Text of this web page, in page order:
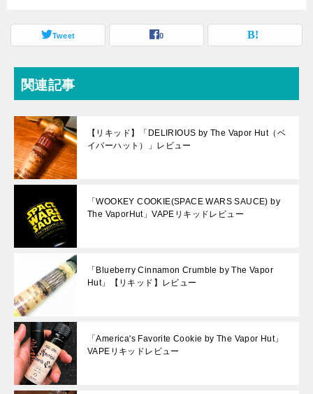
Vapor Hut（ベイ
パーハット）」
ビュー
キッド】レビュ
Tweet 0
関連記事
【リキッド】「DELIRIOUS by The Vapor Hut（ベ
イパーハット）」レビュー
「WOOKEY COOKIE(SPACE WARS SAUCE) by
The VaporHut」VAPEリキッドレビュー
「Blueberry Cinnamon Crumble by The Vapor
Hut」【リキッド】レビュー
「America's Favorite Cookie by The Vapor Hut」
VAPEリキッドレビュー